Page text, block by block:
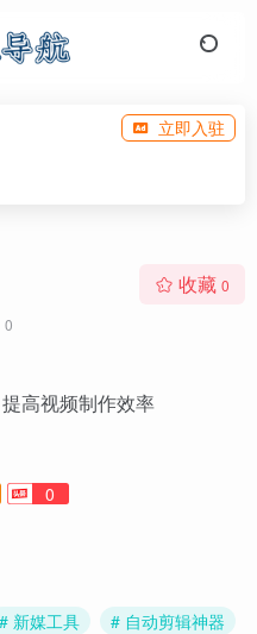
立即入驻
0
收藏 0
高视频制作效率
0
# 新媒工具
# 自动剪辑神器